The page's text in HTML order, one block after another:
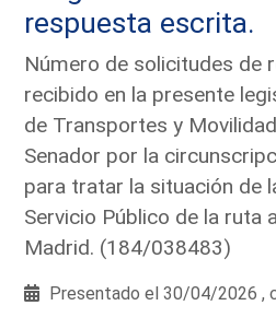
respuesta escrita.
Número de solicitudes de
recibido en la presente
de Transportes y
Senador por la
para tratar la situación de
Servicio Público de la ruta
Madrid. (184/038483)
Presentado el 30/04/2026 ,